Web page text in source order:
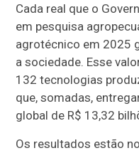
Cada real que o
em pesquisa
agrotécnico em 2025
a sociedade. Esse
132 tecnologias
que, somadas,
global de R$ 13,32
Os resultados estão